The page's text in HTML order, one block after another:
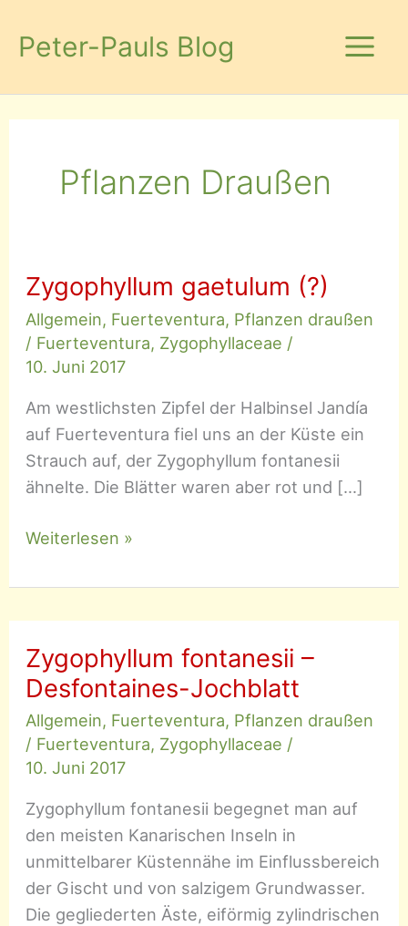
InhaltPeter-Pauls Blog
Pflanzen Draußen
Zygophyllum gaetulum (?)
Allgemein, Fuerteventura, Pflanzen draußen
/ Fuerteventura, Zygophyllaceae /
10. Juni 2017
Am westlichsten Zipfel der Halbinsel Jandía
auf Fuerteventura fiel uns an der Küste ein
Strauch auf, der Zygophyllum fontanesii
ähnelte. Die Blätter waren aber rot und […]
Zygophyllum
(?)
Weiterlesen »
Zygophyllum fontanesii –
Desfontaines-Jochblatt
Allgemein, Fuerteventura, Pflanzen draußen
/ Fuerteventura, Zygophyllaceae /
10. Juni 2017
Zygophyllum fontanesii begegnet man auf
den meisten Kanarischen Inseln in
unmittelbarer Küstennähe im Einflussbereich
der Gischt und von salzigem Grundwasser.
Die gegliederten Äste, eiförmig zylindrischen